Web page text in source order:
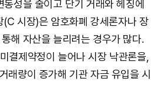
성을 줄이고 단기 거래와 헤징에
(C 시장)은 암호화폐 강세론자나 장
해 자산을 늘리려는 경우가 많다.
결제약정이 늘어나 시장 낙관론을,
래량이 증가해 기관 자금 유입을 시